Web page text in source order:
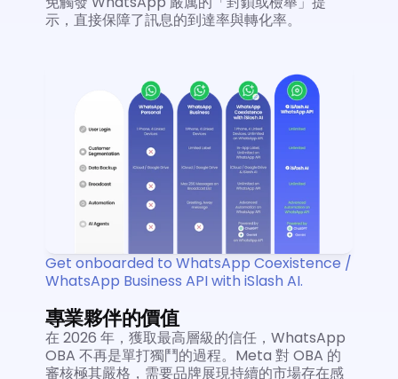
示，直接保障了訊息的到達率與轉化率。
Get onboarded to WhatsApp Coexistence /
WhatsApp Business API with iSlash AI.
專業夥伴的價值
在 2026 年，獲取最高層級的信任，WhatsApp
OBA 不再是單打獨鬥的過程。Meta 對 OBA 的
審核極其嚴格，需要品牌展現持續的市場存在感